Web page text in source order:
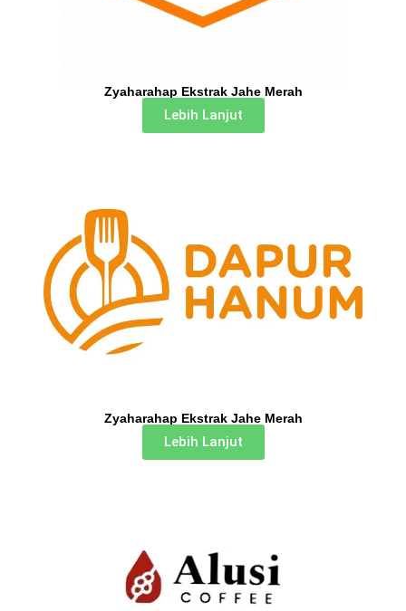
Zyaharahap Ekstrak Jahe Merah
Lebih Lanjut
Zyaharahap Ekstrak Jahe Merah
Lebih Lanjut